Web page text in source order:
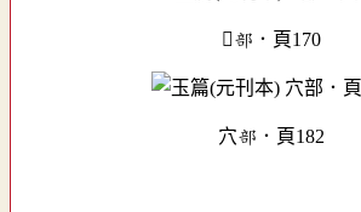
部．頁170
穴部．頁182